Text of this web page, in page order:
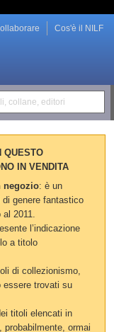
collane, editori
Cos'è il NILF
QUESTO
IN VENDITA
negozio: è un
genere fantastico
2011.
l’indicazione
a titolo
di collezionismo,
essere trovati su
titoli elencati in
probabilmente, ormai